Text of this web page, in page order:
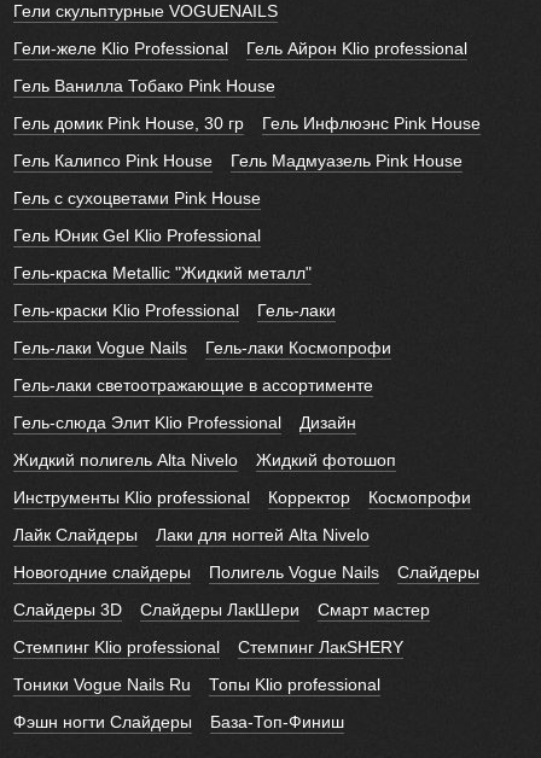
Гели скульптурные VOGUENAILS
Гели-желе Klio Professional
Гель Айрон Klio professional
Гель Ванилла Тобако Pink House
Гель домик Pink House, 30 гр
Гель Инфлюэнс Pink House
Гель Калипсо Pink House
Гель Мадмуазель Pink House
Гель с сухоцветами Pink House
Гель Юник Gel Klio Professional
Гель-краска Metallic "Жидкий металл"
Гель-краски Klio Professional
Гель-лаки
Гель-лаки Vogue Nails
Гель-лаки Космопрофи
Гель-лаки светоотражающие в ассортименте
Гель-слюда Элит Klio Professional
Дизайн
Жидкий полигель Alta Nivelo
Жидкий фотошоп
Инструменты Klio professional
Корректор
Космопрофи
Лайк Слайдеры
Лаки для ногтей Alta Nivelo
Новогодние слайдеры
Полигель Vogue Nails
Слайдеры
Слайдеры 3D
Слайдеры ЛакШери
Смарт мастер
Стемпинг Klio professional
Стемпинг ЛакSHERY
Тоники Vogue Nails Ru
Топы Klio professional
Фэшн ногти Слайдеры
База-Топ-Финиш